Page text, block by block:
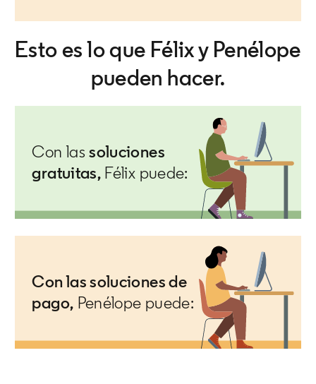
Esto es lo que Félix y Penélope
pueden hacer.
Con lassoluciones
gratuitas, Félix puede:
Con las soluciones de
pago, Penélope puede: